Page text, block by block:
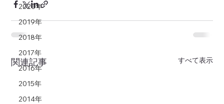
2020年
2019年
2018年
2017年
2016年
2015年
2014年
関連記事 すべて表示